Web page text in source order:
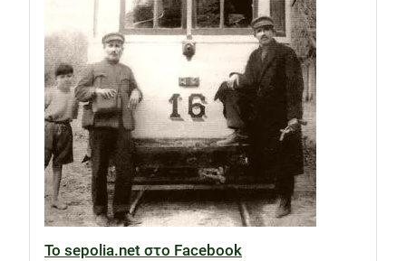
Το sepolia.net στο Facebook